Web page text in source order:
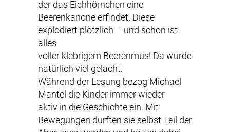
der das Eichhörnchen eine
Beerenkanone erfindet. Diese
explodiert plötzlich – und schon ist
alles
voller klebrigem Beerenmus! Da wurde
natürlich viel gelacht.
Während der Lesung bezog Michael
Mantel die Kinder immer wieder
aktiv in die Geschichte ein. Mit
Bewegungen durften sie selbst Teil der